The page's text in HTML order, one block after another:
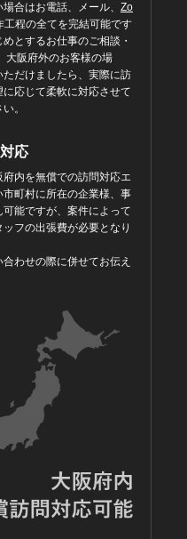
合はお電話、メール、 Zo
工程の全てを完結可能です
とするお仕事のご相談・
大阪府外のお客様の場
だけましたら、実際に訪
応じて柔軟に対応させて
。
応
内を無償での訪問対応エ
町村に所在の企業様、事
能ですが、案件によって
フの出張費が必要となり
わせの際に併せてお伝え